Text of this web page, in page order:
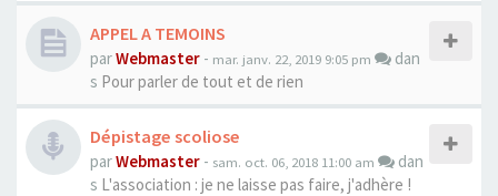
APPEL A TEMOINS
parWebmaster - mar. janv. 22, 2019 9:05 pm
dan
s Pour parler de tout et de rien
Dépistage scoliose
parWebmaster - sam. oct. 06, 2018 11:00 am
dan
s L'association : je ne laisse pas faire, j'adhère !